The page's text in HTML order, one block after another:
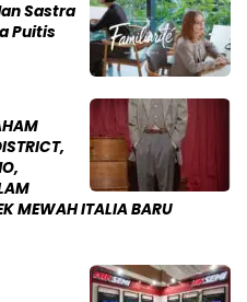
Sastra
Puitis
MEWAH ITALIA BARU